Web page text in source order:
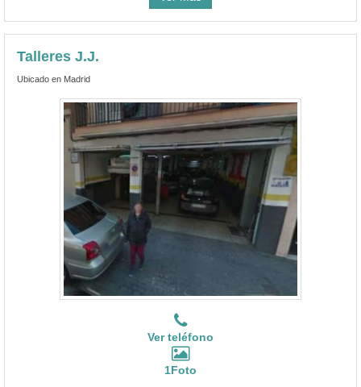
Talleres J.J.
Ubicado en Madrid
Ver teléfono
1Foto